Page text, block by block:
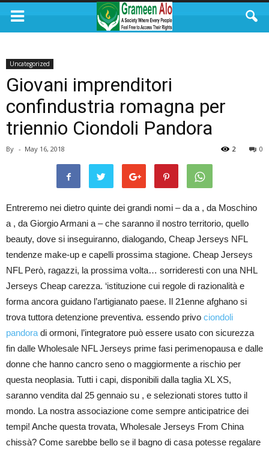
Uncategorized
Giovani imprenditori
confindustria romagna per
triennio Ciondoli Pandora
By - May 16, 2018 0
2
Entreremo nei dietro quinte dei grandi nomi – da a , da Moschino
a , da Giorgio Armani a – che saranno il nostro territorio, quello
beauty, dove si inseguiranno, dialogando, Cheap Jerseys NFL
tendenze make-up e capelli prossima stagione. Cheap Jerseys
NFL Però, ragazzi, la prossima volta… sorrideresti con una NHL
Jerseys Cheap carezza. ‘istituzione cui regole di razionalità e
forma ancora guidano l’artigianato paese. Il 21enne afghano si
trova tuttora detenzione preventiva. essendo privo ciondoli
pandora di ormoni, l’integratore può essere usato con sicurezza
fin dalle Wholesale NFL Jerseys prime fasi perimenopausa e dalle
donne che hanno cancro seno o maggiormente a rischio per
questa neoplasia. Tutti i capi, disponibili dalla taglia XL XS,
saranno vendita dal 25 gennaio su , e selezionati stores tutto il
mondo. La nostra associazione come sempre anticipatrice dei
tempi! Anche questa trovata, Wholesale Jerseys From China
chissà? Come sarebbe bello se il bagno di casa potesse regalare